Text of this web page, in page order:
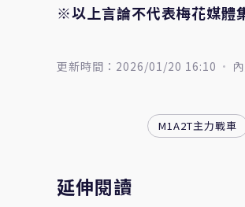
※以上言論不代表梅花媒體
更新時間：2026/01/20 16:10
M1A2T主力戰車
延伸閱讀